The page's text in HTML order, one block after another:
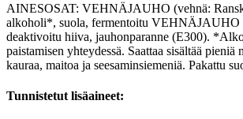
AINESOSAT: VEHNÄJAUHO (vehnä:
alkoholi*, suola, fermentoitu VEHNÄJAUHO
deaktivoitu hiiva, jauhonparanne (E300).
paistamisen yhteydessä. Saattaa sisältää pieniä
kauraa, maitoa ja seesaminsiemeniä. Pakattu
Tunnistetut lisäaineet: